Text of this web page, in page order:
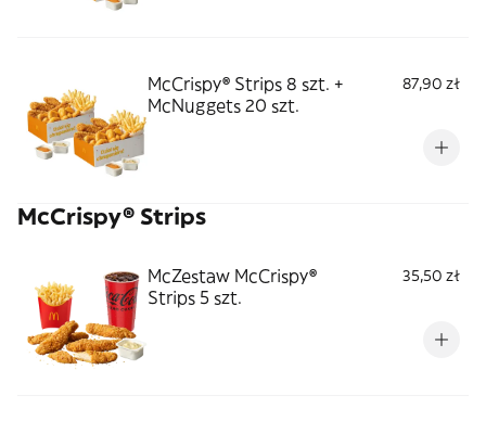
McCrispy® Strips 8 szt. +
McNuggets 20 szt.
87,90 zł
McCrispy® Strips
McZestaw McCrispy®
Strips 5 szt.
35,50 zł